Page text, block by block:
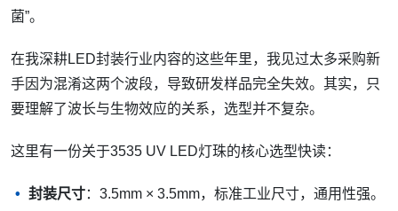
菌”。
在我深耕LED封装行业内容的这些年里，我见过太多采购新
手因为混淆这两个波段，导致研发样品完全失效。其实，只
要理解了波长与生物效应的关系，选型并不复杂。
这里有一份关于3535 UV LED灯珠的核心选型快读：
封装尺寸：3.5mm × 3.5mm，标准工业尺寸，通用性强。